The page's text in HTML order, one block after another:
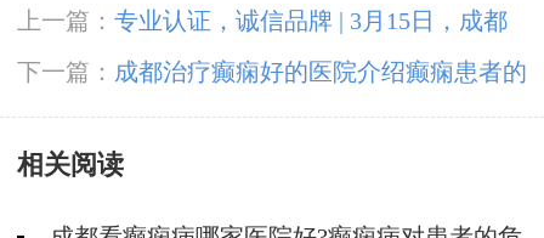
上一篇： 专业认证，诚信品牌 | 3月15日，成都
神康癫痫医院荣登消费质量报健康版
下一篇： 成都治疗癫痫好的医院介绍癫痫患者的
日常护理措施!
相关阅读